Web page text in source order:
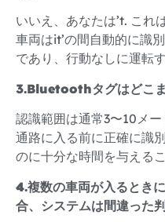
いいえ、あなたは’t. これ
車両はit’の間自動的に識
であり、行動なしに運転
3.Bluetoothタグはどこま
認識範囲は通常3〜10メ
通路に入る前に正確に識
のに十分な時間を与える
4.複数の車両が入るとき
合、システムは間違った